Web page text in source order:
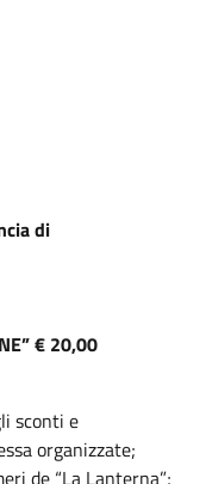
di
€ 20,00
sconti e
organizzate;
de “La Lanterna”;